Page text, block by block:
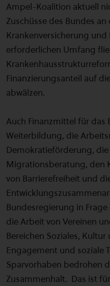
Ampel-Koalition aktuell
Zuschüsse des Bundes
Krankenversicherung
erforderlichen Umfang
Finanzierungsanteil auf
abwälzen.
Auch Finanzmittel für
Weiterbildung, die
Demokratieförderung,
Migrationsberatung, den
von Barrierefreiheit und
Bundesregierung in
die Arbeit von Vereinen
Bereichen Soziales,
Engagement und soziale
Sparvorhaben bedrohen
Zusammenhalt. Das ist